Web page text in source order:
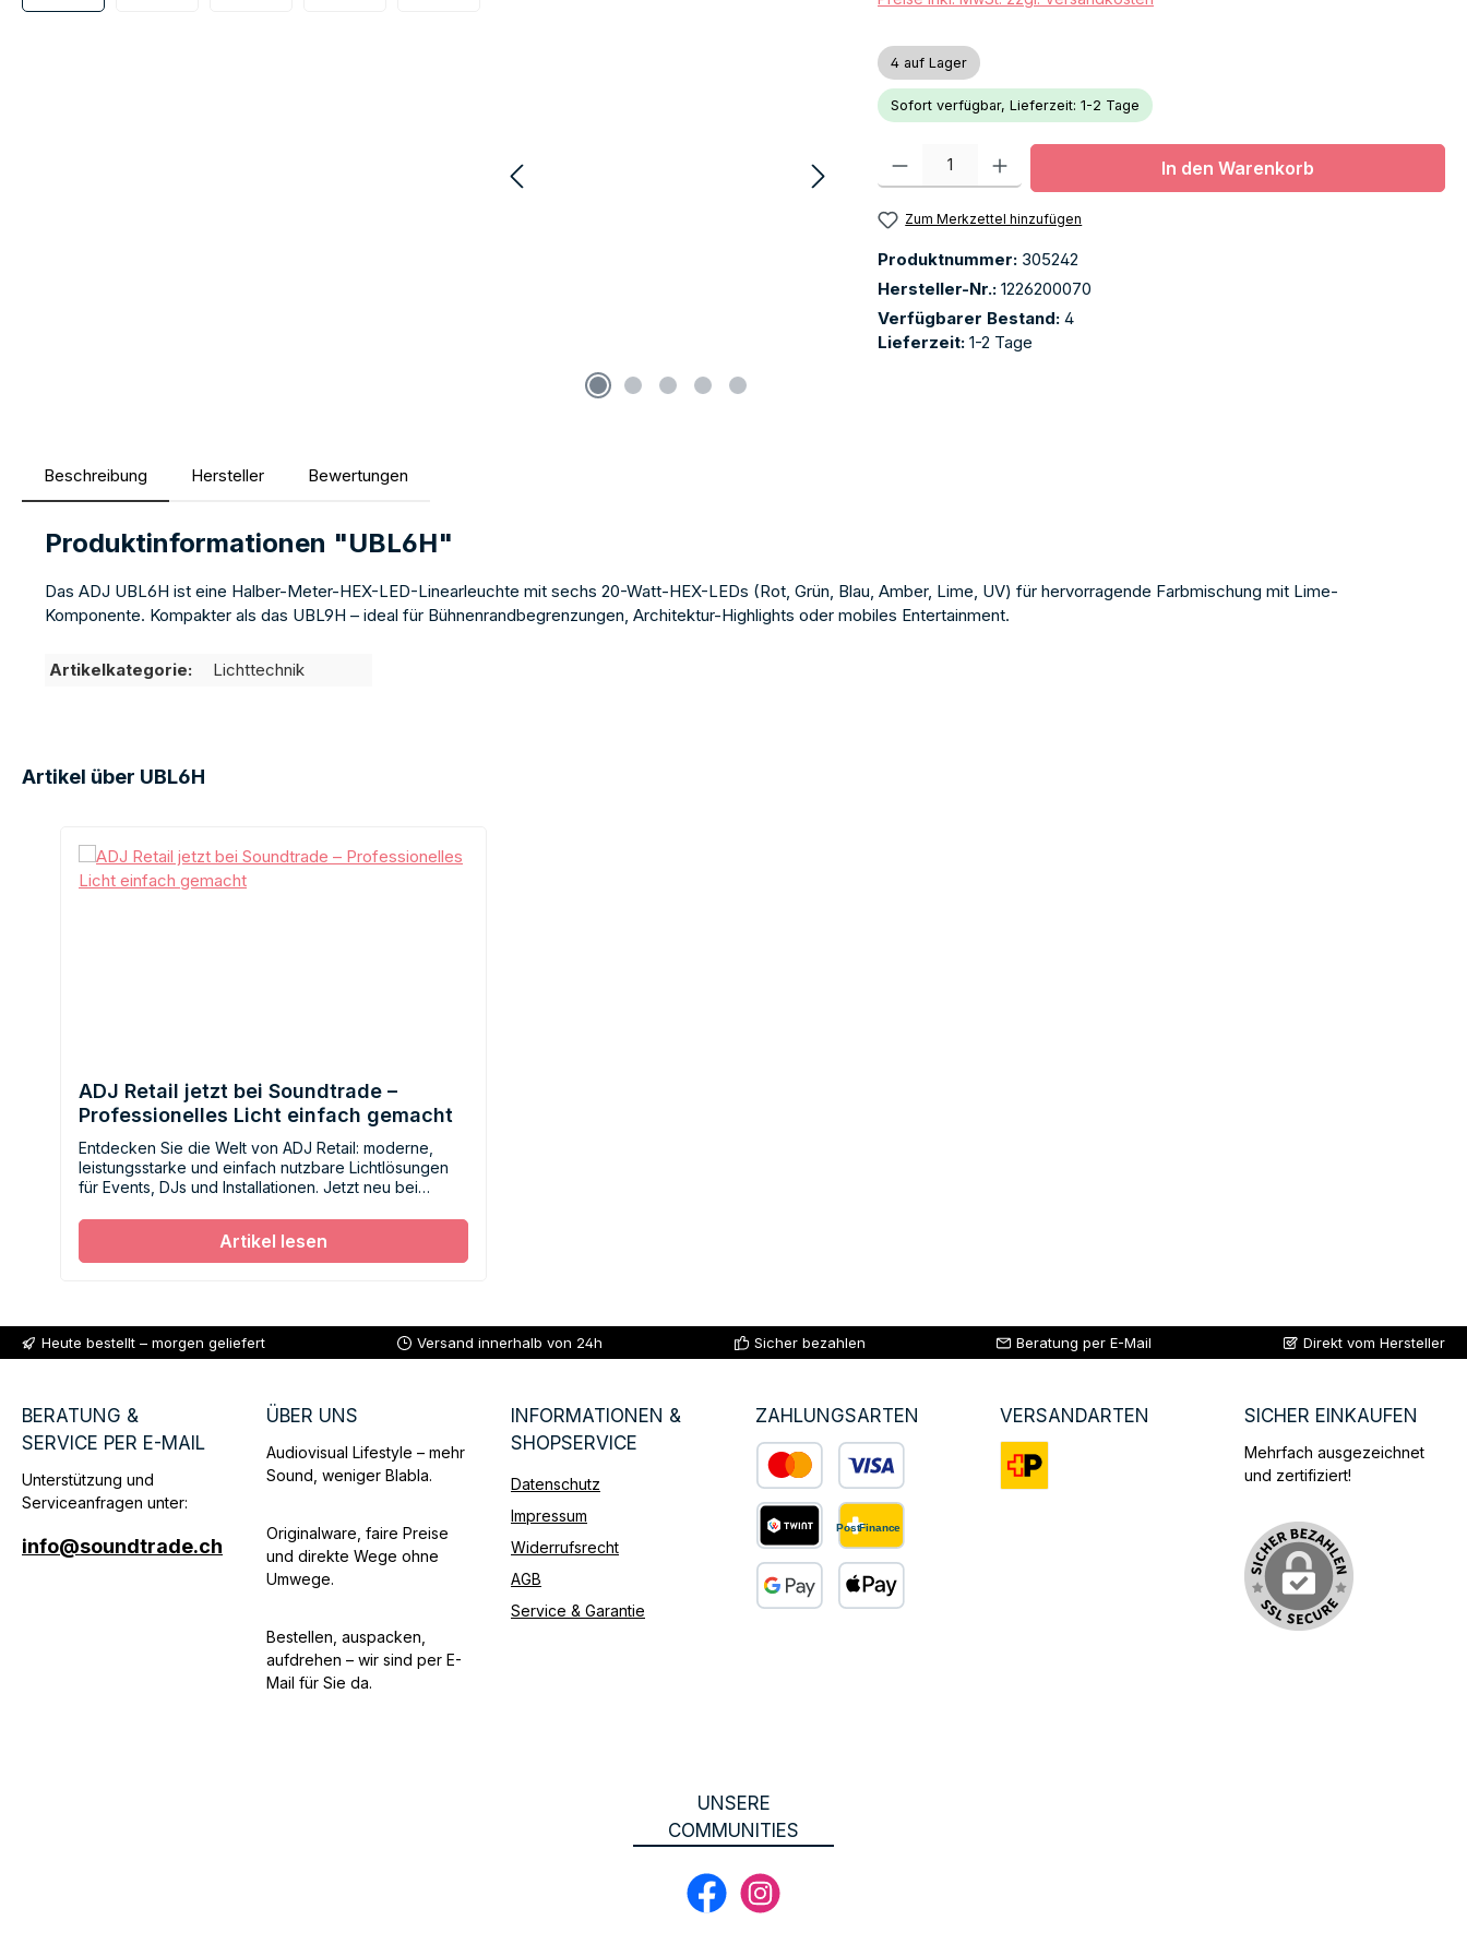
4 auf Lager
Sofort verfügbar, Lieferzeit: 1-2 Tage
Produkt Anzahl: Gib den gewünschten Wert ein oder benutze die Schaltflächen
In den Warenkorb
Zum Merkzettel hinzufügen
Produktnummer: 305242
Hersteller-Nr.: 1226200070
Verfügbarer Bestand: 4
Lieferzeit: 1-2 Tage
Beschreibung Hersteller Bewertungen
Produktinformationen "UBL6H"
Das ADJ UBL6H ist eine Halber-Meter-HEX-LED-Linearleuchte mit sechs 20-Watt-HEX-LEDs (Rot, Grün, Blau, Amber, Lime, UV) für hervorragende Farbmischung mit Lime-
Komponente. Kompakter als das UBL9H – ideal für Bühnenrandbegrenzungen, Architektur-Highlights oder mobiles Entertainment.
Artikelkategorie: Lichttechnik
Artikel über UBL6H
ADJ Retail jetzt bei Soundtrade –
Professionelles Licht einfach gemacht
Entdecken Sie die Welt von ADJ Retail: moderne,
leistungsstarke und einfach nutzbare Lichtlösungen
für Events, DJs und Installationen. Jetzt neu bei
Artikel lesen
Heute bestellt – morgen geliefert Versand innerhalb von 24h Sicher bezahlen Beratung per E-Mail Direkt vom Hersteller
BERATUNG &
SERVICE PER E-MAIL
Unterstützung und
Serviceanfragen unter:
info@soundtrade.ch
ÜBER UNS
Audiovisual Lifestyle – mehr
Sound, weniger Blabla.
Originalware, faire Preise
und direkte Wege ohne
Umwege.
Bestellen, auspacken,
aufdrehen – wir sind per E-
Mail für Sie da.
INFORMATIONEN &
SHOPSERVICE
Datenschutz
Impressum
Widerrufsrecht
AGB
Service & Garantie
ZAHLUNGSARTEN
Benutzerdefiniertes Bild 1
Benutzerdefiniertes Bild 2
VERSANDARTEN SICHER EINKAUFEN
Mehrfach ausgezeichnet
und zertifiziert!
UNSERE
COMMUNITIES
FacebookInstagram